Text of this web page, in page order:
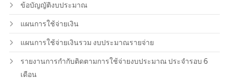
ข้อบัญญัติงบประมาณ
แผนการใช้จ่ายเงิน
แผนการใช้จ่ายเงินรวม งบประมาณรายจ่าย
รายงานการกำกับติดตามการใช้จ่ายงบประมาณ ประจำรอบ 6
เดือน